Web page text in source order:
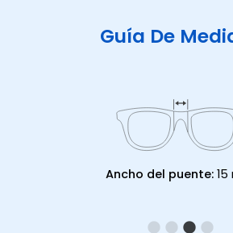
Guía De
Ancho del puente: